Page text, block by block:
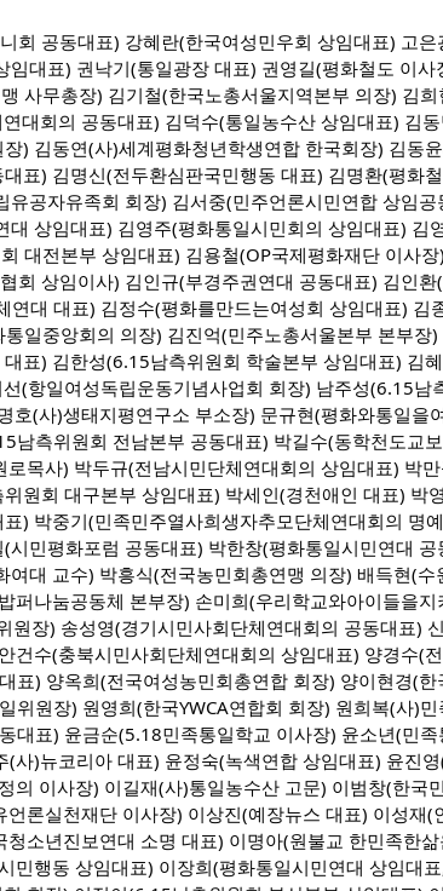
회 공동대표) 강혜란(한국여성민우회 상임대표) 고은
대표) 권낙기(통일광장 대표) 권영길(평화철도 이사
사무총장) 김기철(한국노총서울지역본부 의장) 김희
대회의 공동대표) 김덕수(통일농수산 상임대표) 김동
) 김동연(사)세계평화청년학생연합 한국회장) 김동
표) 김명신(전두환심판국민행동 대표) 김명환(평화
공자유족회 회장) 김서중(민주언론시민연합 상임공
상임대표) 김영주(평화통일시민회의 상임대표) 김
대전본부 상임대표) 김용철(OP국제평화재단 이사장
회 상임이사) 김인규(부경주권연대 공동대표) 김인환
대 대표) 김정수(평화를만드는여성회 상임대표) 김
일중앙회의 의장) 김진억(민주노총서울본부 본부장)
표) 김한성(6.15남측위원회 학술본부 상임대표) 김
(항일여성독립운동기념사업회 회장) 남주성(6.15남
(사)생태지평연구소 부소장) 문규현(평화와통일을
남측위원회 전남본부 공동대표) 박길수(동학천도교
목사) 박두규(전남시민단체연대회의 상임대표) 박
원회 대구본부 상임대표) 박세인(경천애인 대표) 박
) 박중기(민족민주열사희생자추모단체연대회의 명
민평화포럼 공동대표) 박한창(평화통일시민연대 공
대 교수) 박흥식(전국농민회총연맹 의장) 배득현(수
퍼나눔공동체 본부장) 손미희(우리학교와아이들을지
장) 송성영(경기시민사회단체연대회의 공동대표)
건수(충북시민사회단체연대회의 상임대표) 양경수(
표) 양옥희(전국여성농민회총연합 회장) 양이현경(한
원장) 원영희(한국YWCA연합회 회장) 원희복(사)민
대표) 윤금순(5.18민족통일학교 이사장) 윤소년(민족
사)뉴코리아 대표) 윤정숙(녹색연합 상임대표) 윤진
의 이사장) 이길재(사)통일농수산 고문) 이범창(한국
론실천재단 이사장) 이상진(예장뉴스 대표) 이성재(
소년진보연대 소명 대표) 이명아(원불교 한민족한삶
민행동 상임대표) 이장희(평화통일시민연대 상임대